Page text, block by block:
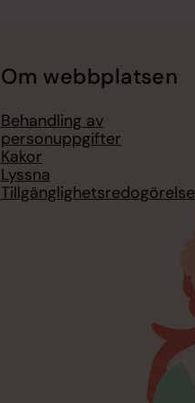
Om webbplatsen
Behandling av
personuppgifter
Kakor
Lyssna
Tillgänglighetsredogörelse